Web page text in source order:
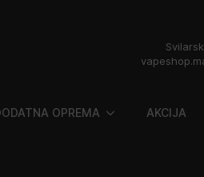
OPREMA AKCIJA